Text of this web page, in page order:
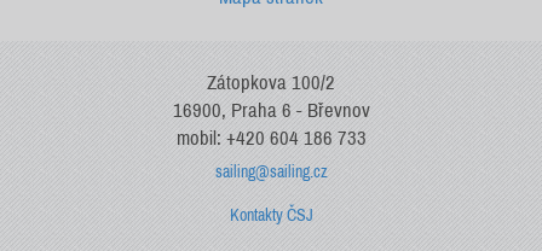
Zátopkova 100/2
16900, Praha 6 - Břevnov
mobil: +420 604 186 733
sailing@sailing.cz
Kontakty ČSJ